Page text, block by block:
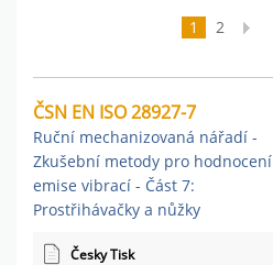
1
2
ČSN EN ISO 28927-7
Ruční mechanizovaná nářadí -
Zkušební metody pro hodnocení
emise vibrací - Část 7:
Prostřihávačky a nůžky
Česky Tisk